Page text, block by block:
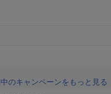
のキャンペーンをもっと見る